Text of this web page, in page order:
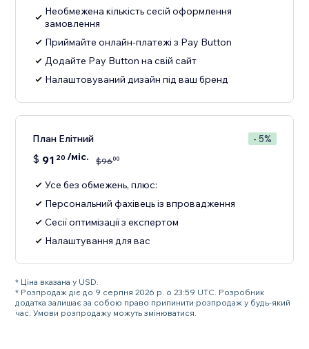
Необмежена кількість сесій оформлення
замовлення
Приймайте онлайн-платежі з Pay Button
Додайте Pay Button на свій сайт
Налаштовуваний дизайн під ваш бренд
План Елітний - 5%
$ 91 20 /міс. $9600
Усе без обмежень, плюс:
Персональний фахівець із впровадження
Сесії оптимізації з експертом
Налаштування для вас
* Ціна вказана у USD.
* Розпродаж діє до 9 серпня 2026 р. о 23:59 UTC. Розробник
додатка залишає за собою право припинити розпродаж у будь-який
час. Умови розпродажу можуть змінюватися.